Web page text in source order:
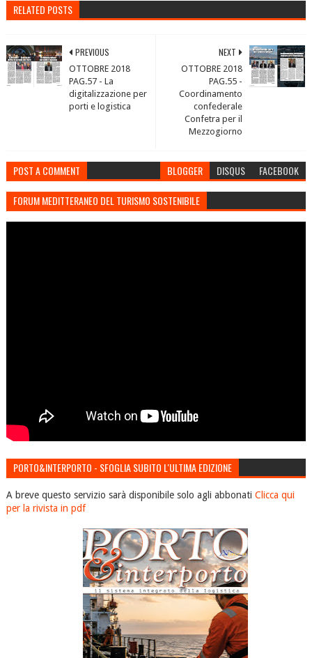
RELATED POSTS
NEXT
OTTOBRE 2018
PAG.55 -
Coordinamento
confederale
Confetra per il
Mezzogiorno
PREVIOUS
OTTOBRE 2018
PAG.57 - La
digitalizzazione per
porti e logistica
POST A COMMENT BLOGGER DISQUS FACEBOOK
FORUM MEDITTERANEO DEL TURISMO SOSTENIBILE
PORTO&INTERPORTO - SFOGLIA SUBITO L'ULTIMA EDIZIONE
A breve questo servizio sarà disponibile solo agli abbonati Clicca qui
per la rivista in pdf